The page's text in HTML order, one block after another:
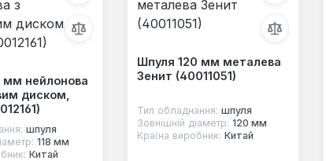
мм нейлонова
диском,
шпуля
118 мм
Китай
Шпуля 120 мм металева
Зенит (40011051)
Тип обладнання: шпуля
Зовнішній діаметр: 120 мм
Країна виробник: Китай